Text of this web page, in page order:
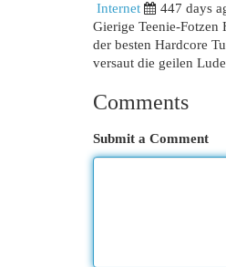
Internet
447 days
Gierige Teenie-Fotzen
der besten Hardcore
versaut die geilen
Comments
Submit a Comment